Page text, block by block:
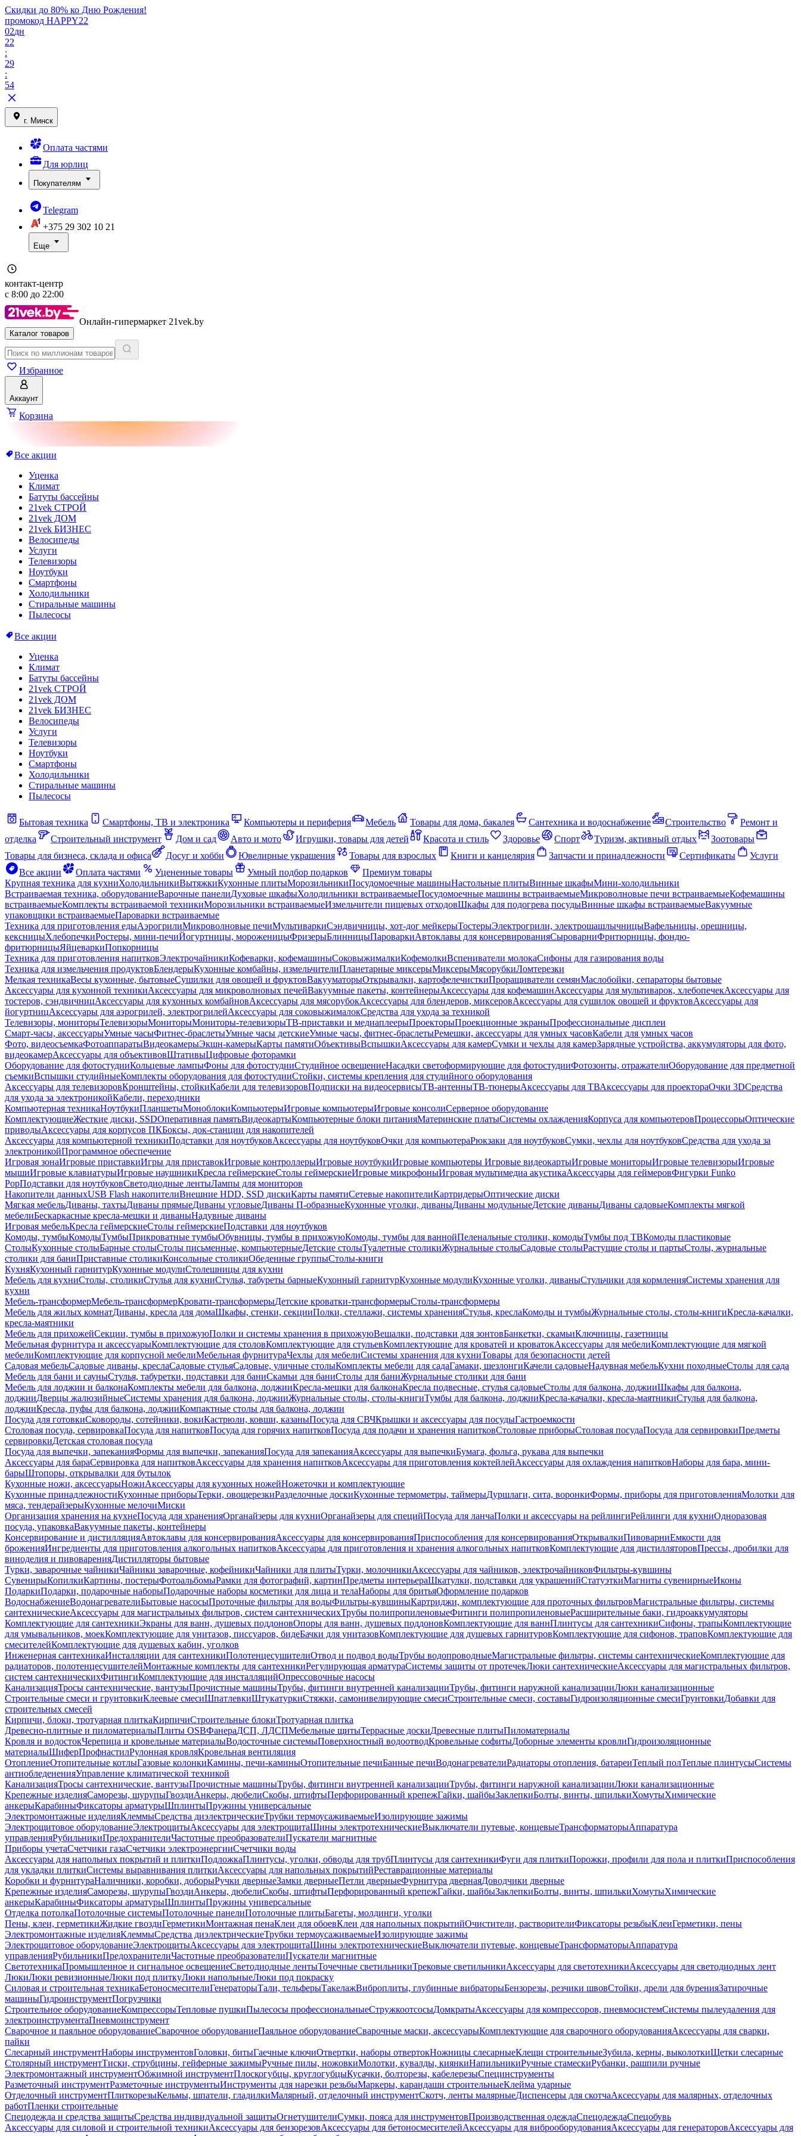
Скидки до 80% ко Дню Рождения!
промокод HAPPY22
02дн
22
:
29
:
54
г. Минск
Оплата частями
Для юрлиц
Покупателям
Telegram
+375 29 302 10 21
Еще
контакт-центр
с 8:00 до 22:00
Онлайн-гипермаркет 21vek.by
Каталог товаров
Избранное
Аккаунт
Корзина
Все акции
Уценка
Климат
Батуты бассейны
21vek СТРОЙ
21vek ДОМ
21vek БИЗНЕС
Велосипеды
Услуги
Телевизоры
Ноутбуки
Смартфоны
Холодильники
Стиральные машины
Пылесосы
Все акции
Уценка
Климат
Батуты бассейны
21vek СТРОЙ
21vek ДОМ
21vek БИЗНЕС
Велосипеды
Услуги
Телевизоры
Ноутбуки
Смартфоны
Холодильники
Стиральные машины
Пылесосы
Бытовая техника Смартфоны, ТВ и электроника Компьютеры и периферия Мебель Товары для дома, бакалея Сантехника и водоснабжение Строительство
Ремонт и
отделка
Строительный инструмент Дом и сад Авто и мото Игрушки, товары для детей Красота и стиль Здоровье Спорт Туризм, активный отдых
Зоотовары
Товары для бизнеса, склада и офиса
Досуг и хобби Ювелирные украшения Товары для взрослых Книги и канцелярия Запчасти и принадлежности Сертификаты
Услуги
Все акции
Оплата частями Уцененные товары Умный подбор подарков
Премиум товары
Крупная техника для кухниХолодильникиВытяжкиКухонные плитыМорозильникиПосудомоечные машиныНастольные плитыВинные шкафыМини-холодильники
Встраиваемая техника, оборудованиеВарочные панелиДуховые шкафыХолодильники встраиваемыеПосудомоечные машины встраиваемыеМикроволновые печи встраиваемыеКофемашины
встраиваемыеКомплекты встраиваемой техникиМорозильники встраиваемыеИзмельчители пищевых отходовШкафы для подогрева посудыВинные шкафы встраиваемыеВакуумные
упаковщики встраиваемыеПароварки встраиваемые
Техника для приготовления едыАэрогрилиМикроволновые печиМультиваркиСэндвичницы, хот-дог мейкерыТостерыЭлектрогрили, электрошашлычницыВафельницы, орешницы,
кексницыХлебопечкиРостеры, мини-печиЙогуртницы, мороженицыФризерыБлинницыПароваркиАвтоклавы для консервированияСыроварниФритюрницы, фондю-
фритюрницыЯйцеваркиПопкорницы
Техника для приготовления напитковЭлектрочайникиКофеварки, кофемашиныСоковыжималкиКофемолкиВспениватели молокаСифоны для газирования воды
Техника для измельчения продуктовБлендерыКухонные комбайны, измельчителиПланетарные миксерыМиксерыМясорубкиЛомтерезки
Мелкая техникаВесы кухонные, бытовыеСушилки для овощей и фруктовВакууматорыОткрывалки, картофелечисткиПроращиватели семянМаслобойки, сепараторы бытовые
Аксессуары для кухонной техникиАксессуары для микроволновых печейВакуумные пакеты, контейнерыАксессуары для кофемашинАксессуары для мультиварок, хлебопечекАксессуары для
тостеров, сэндвичницАксессуары для кухонных комбайновАксессуары для мясорубокАксессуары для блендеров, миксеровАксессуары для сушилок овощей и фруктовАксессуары для
йогуртницАксессуары для аэрогрилей, электрогрилейАксессуары для соковыжималокСредства для ухода за техникой
Телевизоры, мониторыТелевизорыМониторыМониторы-телевизорыТВ-приставки и медиаплеерыПроекторыПроекционные экраныПрофессиональные дисплеи
Смарт-часы, аксессуарыУмные часыФитнес-браслетыУмные часы детскиеУмные часы, фитнес-браслетыРемешки, аксессуары для умных часовКабели для умных часов
Фото, видеосъемкаФотоаппаратыВидеокамерыЭкшн-камерыКарты памятиОбъективыВспышкиАксессуары для камерСумки и чехлы для камерЗарядные устройства, аккумуляторы для фото,
видеокамерАксессуары для объективовШтативыЦифровые фоторамки
Оборудование для фотостудииКольцевые лампыФоны для фотостудииСтудийное освещениеНасадки светоформирующие для фотостудииФотозонты, отражателиОборудование для предметной
съемкиВспышки студийныеКомплекты оборудования для фотостудииСтойки, системы крепления для студийного оборудования
Аксессуары для телевизоровКронштейны, стойкиКабели для телевизоровПодписки на видеосервисыТВ-антенныТВ-тюнерыАксессуары для ТВАксессуары для проектораОчки 3DСредства
для ухода за электроникойКабели, переходники
Компьютерная техникаНоутбукиПланшетыМоноблокиКомпьютерыИгровые компьютерыИгровые консолиСерверное оборудование
КомплектующиеЖесткие диски, SSDОперативная памятьВидеокартыКомпьютерные блоки питанияМатеринские платыСистемы охлажденияКорпуса для компьютеровПроцессорыОптические
приводыАксессуары для корпусов ПКБоксы, док-станции для накопителей
Аксессуары для компьютерной техникиПодставки для ноутбуковАксессуары для ноутбуковОчки для компьютераРюкзаки для ноутбуковСумки, чехлы для ноутбуковСредства для ухода за
электроникойПрограммное обеспечение
Игровая зонаИгровые приставкиИгры для приставокИгровые контроллерыИгровые ноутбукиИгровые компьютеры Игровые видеокартыИгровые мониторыИгровые телевизорыИгровые
мышиИгровые клавиатурыИгровые наушникиКресла геймерскиеСтолы геймерскиеИгровые микрофоныИгровая мультимедиа акустикаАксессуары для геймеровФигурки Funko
PopПодставки для ноутбуковСветодиодные лентыЛампы для мониторов
Накопители данныхUSB Flash накопителиВнешние HDD, SSD дискиКарты памятиСетевые накопителиКартридерыОптические диски
Мягкая мебельДиваны, тахтыДиваны прямыеДиваны угловыеДиваны П-образныеКухонные уголки, диваныДиваны модульныеДетские диваныДиваны садовыеКомплекты мягкой
мебелиБескаркасные кресла-мешки и диваныНадувные диваны
Игровая мебельКресла геймерскиеСтолы геймерскиеПодставки для ноутбуков
Комоды, тумбыКомодыТумбыПрикроватные тумбыОбувницы, тумбы в прихожуюКомоды, тумбы для ваннойПеленальные столики, комодыТумбы под ТВКомоды пластиковые
СтолыКухонные столыБарные столыСтолы письменные, компьютерныеДетские столыТуалетные столикиЖурнальные столыСадовые столыРастущие столы и партыСтолы, журнальные
столики для баниПриставные столикиКонсольные столикиОбеденные группыСтолы-книги
КухняКухонный гарнитурКухонные модулиСтолешницы для кухни
Мебель для кухниСтолы, столикиСтулья для кухниСтулья, табуреты барныеКухонный гарнитурКухонные модулиКухонные уголки, диваныСтульчики для кормленияСистемы хранения для
кухни
Мебель-трансформерМебель-трансформерКровати-трансформерыДетские кроватки-трансформерыСтолы-трансформеры
Мебель для жилых комнатДиваны, кресла для домаШкафы, стенки, секцииПолки, стеллажи, системы храненияСтулья, креслаКомоды и тумбыЖурнальные столы, столы-книгиКресла-качалки,
кресла-маятники
Мебель для прихожейСекции, тумбы в прихожуюПолки и системы хранения в прихожуюВешалки, подставки для зонтовБанкетки, скамьиКлючницы, газетницы
Мебельная фурнитура и аксессуарыКомплектующие для столовКомплектующие для стульевКомплектующие для кроватей и кроватокАксессуары для мебелиКомплектующие для мягкой
мебелиКомплектующие для корпусной мебелиМебельная фурнитураЧехлы для мебелиСистемы хранения для кухниТовары для безопасности детей
Садовая мебельСадовые диваны, креслаСадовые стульяСадовые, уличные столыКомплекты мебели для садаГамаки, шезлонгиКачели садовыеНадувная мебельКухни походныеСтолы для сада
Мебель для бани и сауныСтулья, табуретки, подставки для баниСкамьи для баниСтолы для баниЖурнальные столики для бани
Мебель для лоджии и балконаКомплекты мебели для балкона, лоджииКресла-мешки для балконаКресла подвесные, стулья садовыеСтолы для балкона, лоджииШкафы для балкона,
лоджииДверцы жалюзийныеСистемы хранения для балкона, лоджииЖурнальные столы, столы-книгиТумбы для балкона, лоджииКресла-качалки, кресла-маятникиСтулья для балкона,
лоджииКресла, пуфы для балкона, лоджииКомпактные столы для балкона, лоджии
Посуда для готовкиСковороды, сотейники, вокиКастрюли, ковши, казаныПосуда для СВЧКрышки и аксессуары для посудыГастроемкости
Столовая посуда, сервировкаПосуда для напитковПосуда для горячих напитковПосуда для подачи и хранения напитковСтоловые приборыСтоловая посудаПосуда для сервировкиПредметы
сервировкиДетская столовая посуда
Посуда для выпечки, запеканияФормы для выпечки, запеканияПосуда для запеканияАксессуары для выпечкиБумага, фольга, рукава для выпечки
Аксессуары для бараСервировка для напитковАксессуары для хранения напитковАксессуары для приготовления коктейлейАксессуары для охлаждения напитковНаборы для бара, мини-
барыШтопоры, открывалки для бутылок
Кухонные ножи, аксессуарыНожиАксессуары для кухонных ножейНожеточки и комплектующие
Кухонные принадлежностиКухонные приборыТерки, овощерезкиРазделочные доскиКухонные термометры, таймерыДуршлаги, сита, воронкиФормы, приборы для приготовленияМолотки для
мяса, тендерайзерыКухонные мелочиМиски
Организация хранения на кухнеПосуда для храненияОрганайзеры для кухниОрганайзеры для специйПосуда для ланчаПолки и аксессуары на рейлингиРейлинги для кухниОдноразовая
посуда, упаковкаВакуумные пакеты, контейнеры
Консервирование и дистилляцияАвтоклавы для консервированияАксессуары для консервированияПриспособления для консервированияОткрывалкиПивоварниЕмкости для
броженияИнгредиенты для приготовления алкогольных напитковАксессуары для приготовления и хранения алкогольных напитковКомплектующие для дистилляторовПрессы, дробилки для
виноделия и пивоваренияДистилляторы бытовые
Турки, заварочные чайникиЧайники заварочные, кофейникиЧайники для плитыТурки, молочникиАксессуары для чайников, электрочайниковФильтры-кувшины
СувенирыКопилкиКартины, постерыФотоальбомыРамки для фотографий, картинПредметы интерьераШкатулки, подставки для украшенийСтатуэткиМагниты сувенирныеИконы
ПодаркиПодарки, подарочные наборыПодарочные наборы косметики для лица и телаНаборы для бритьяОформление подарков
ВодоснабжениеВодонагревателиБытовые насосыПроточные фильтры для водыФильтры-кувшиныКартриджи, комплектующие для проточных фильтровМагистральные фильтры, системы
сантехническиеАксессуары для магистральных фильтров, систем сантехническихТрубы полипропиленовыеФитинги полипропиленовыеРасширительные баки, гидроаккумуляторы
Комплектующие для сантехникиЭкраны для ванн, душевых поддоновОпоры для ванн, душевых поддоновКомплектующие для ваннПлинтусы для сантехникиСифоны, трапыКомплектующие
для умывальников, моекКомплектующие для унитазов, писсуаров, бидеБачки для унитазовКомплектующие для душевых гарнитуровКомплектующие для сифонов, траповКомплектующие для
смесителейКомплектующие для душевых кабин, уголков
Инженерная сантехникаИнсталляции для сантехникиПолотенцесушителиОтвод и подвод водыТрубы водопроводныеМагистральные фильтры, системы сантехническиеКомплектующие для
радиаторов, полотенцесушителейМонтажные комплекты для сантехникиРегулирующая арматураСистемы защиты от протечекЛюки сантехническиеАксессуары для магистральных фильтров,
систем сантехническихФитингиКомплектующие для инсталляцийОпрессовочные насосы
КанализацияТросы сантехнические, вантузыПрочистные машиныТрубы, фитинги внутренней канализацииТрубы, фитинги наружной канализацииЛюки канализационные
Строительные смеси и грунтовкиКлеевые смесиШпатлевкиШтукатуркиСтяжки, самонивелирующие смесиСтроительные смеси, составыГидроизоляционные смесиГрунтовкиДобавки для
строительных смесей
Кирпичи, блоки, тротуарная плиткаКирпичиСтроительные блокиТротуарная плитка
Древесно-плитные и пиломатериалыПлиты OSBФанераДСП, ЛДСПМебельные щитыТеррасные доскиДревесные плитыПиломатериалы
Кровля и водостокЧерепица и кровельные материалыВодосточные системыПоверхностный водоотводКровельные софитыДоборные элементы кровлиГидроизоляционные
материалыШиферПрофнастилРулонная кровляКровельная вентиляция
ОтоплениеОтопительные котлыГазовые колонкиКамины, печи-каминыОтопительные печиБанные печиВодонагревателиРадиаторы отопления, батареиТеплый полТеплые плинтусыСистемы
антиобледененияУправление климатической техникой
КанализацияТросы сантехнические, вантузыПрочистные машиныТрубы, фитинги внутренней канализацииТрубы, фитинги наружной канализацииЛюки канализационные
Крепежные изделияСаморезы, шурупыГвоздиАнкеры, дюбелиСкобы, штифтыПерфорированный крепежГайки, шайбыЗаклепкиБолты, винты, шпилькиХомутыХимические
анкерыКарабиныФиксаторы арматурыШплинтыПружины универсальные
Электромонтажные изделияКлеммыСредства диэлектрическиеТрубки термоусаживаемыеИзолирующие зажимы
Электрощитовое оборудованиеЭлектрощитыАксессуары для электрощитаШины электротехническиеВыключатели путевые, концевыеТрансформаторыАппаратура
управленияРубильникиПредохранителиЧастотные преобразователиПускатели магнитные
Приборы учетаСчетчики газаСчетчики электроэнергииСчетчики воды
Аксессуары для напольных покрытий и плиткиПодложкаПлинтусы, уголки, обводы для трубПлинтусы для сантехникиФуги для плиткиПорожки, профили для пола и плиткиПриспособления
для укладки плиткиСистемы выравнивания плиткиАксессуары для напольных покрытийРеставрационные материалы
Коробки и фурнитураНаличники, коробки, доборыРучки дверныеЗамки дверныеПетли дверныеФурнитура двернаяДоводчики дверные
Крепежные изделияСаморезы, шурупыГвоздиАнкеры, дюбелиСкобы, штифтыПерфорированный крепежГайки, шайбыЗаклепкиБолты, винты, шпилькиХомутыХимические
анкерыКарабиныФиксаторы арматурыШплинтыПружины универсальные
Отделка потолкаПотолочные системыПотолочные панелиПотолочные плитыБагеты, молдинги, уголки
Пены, клеи, герметикиЖидкие гвоздиГерметикиМонтажная пенаКлеи для обоевКлеи для напольных покрытийОчистители, растворителиФиксаторы резьбыКлеиГерметики, пены
Электромонтажные изделияКлеммыСредства диэлектрическиеТрубки термоусаживаемыеИзолирующие зажимы
Электрощитовое оборудованиеЭлектрощитыАксессуары для электрощитаШины электротехническиеВыключатели путевые, концевыеТрансформаторыАппаратура
управленияРубильникиПредохранителиЧастотные преобразователиПускатели магнитные
СветотехникаПромышленное и сигнальное освещениеСветодиодные лентыТочечные светильникиТрековые светильникиАксессуары для светотехникиАксессуары для светодиодных лент
ЛюкиЛюки ревизионныеЛюки под плиткуЛюки напольныеЛюки под покраску
Силовая и строительная техникаБетоносмесителиГенераторыТали, тельферыТакелажВиброплиты, глубинные вибраторыБензорезы, резчики швовСтойки, дрели для буренияЗатирочные
машиныГидроинструментПогрузчики
Строительное оборудованиеКомпрессорыТепловые пушкиПылесосы профессиональныеСтружкоотсосыДомкратыАксессуары для компрессоров, пневмосистемСистемы пылеудаления для
электроинструментаПневмоинструмент
Сварочное и паяльное оборудованиеСварочное оборудованиеПаяльное оборудованиеСварочные маски, аксессуарыКомплектующие для сварочного оборудованияАксессуары для сварки,
пайки
Слесарный инструментНаборы инструментовГоловки, битыГаечные ключиОтвертки, наборы отвертокНожницы слесарныеКлещи строительныеЗубила, керны, выколоткиЩетки слесарные
Столярный инструментТиски, струбцины, гейферные зажимыРучные пилы, ножовкиМолотки, кувалды, киянкиНапильникиРучные стамескиРубанки, рашпили ручные
Электромонтажный инструментОбжимной инструментПлоскогубцы, круглогубцыКусачки, болторезы, кабелерезыСпецинструменты
Разметочный инструментРазметочные инструментыИнструменты для нарезки резьбыМаркеры, карандаши строительныеКлейма ударные
Отделочный инструментПлиткорезыКельмы, шпатели, гладилкиМалярный, отделочный инструментСкотч, ленты малярныеДиспенсеры для скотчаАксессуары для малярных, отделочных
работПленки строительные
Спецодежда и средства защитыСредства индивидуальной защитыОгнетушителиСумки, пояса для инструментовПроизводственная одеждаСпецодеждаСпецобувь
Аксессуары для силовой и строительной техникиАксессуары для бензорезовАксессуары для бетоносмесителейАксессуары для виброоборудованияАксессуары для генераторовАксессуары для